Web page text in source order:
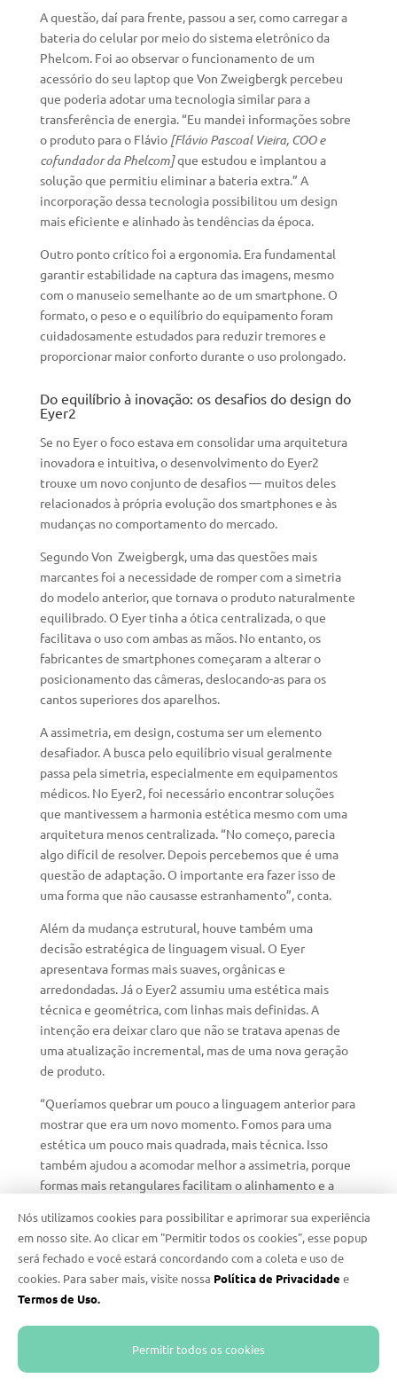
A questão, daí para frente, passou a ser, como carregar a
bateria do celular por meio do sistema eletrônico da
Phelcom. Foi ao observar o funcionamento de um
acessório do seu laptop que Von Zweigbergk percebeu
que poderia adotar uma tecnologia similar para a
transferência de energia. “Eu mandei informações sobre
o produto para o Flávio [Flávio Pascoal Vieira, COO e
cofundador da Phelcom]que estudou e implantou a
solução que permitiu eliminar a bateria extra.” A
incorporação dessa tecnologia possibilitou um design
mais eficiente e alinhado às tendências da época.
Outro ponto crítico foi a ergonomia. Era fundamental
garantir estabilidade na captura das imagens, mesmo
com o manuseio semelhante ao de um smartphone. O
formato, o peso e o equilíbrio do equipamento foram
cuidadosamente estudados para reduzir tremores e
proporcionar maior conforto durante o uso prolongado.
Do equilíbrio à inovação: os desafios do design do
Eyer2
Se no Eyer o foco estava em consolidar uma arquitetura
inovadora e intuitiva, o desenvolvimento do Eyer2
trouxe um novo conjunto de desafios — muitos deles
relacionados à própria evolução dos smartphones e às
mudanças no comportamento do mercado.
Segundo Von Zweigbergk, uma das questões mais
marcantes foi a necessidade de romper com a simetria
do modelo anterior, que tornava o produto naturalmente
equilibrado. O Eyer tinha a ótica centralizada, o que
facilitava o uso com ambas as mãos. No entanto, os
fabricantes de smartphones começaram a alterar o
posicionamento das câmeras, deslocando-as para os
cantos superiores dos aparelhos.
A assimetria, em design, costuma ser um elemento
desafiador. A busca pelo equilíbrio visual geralmente
passa pela simetria, especialmente em equipamentos
médicos. No Eyer2, foi necessário encontrar soluções
que mantivessem a harmonia estética mesmo com uma
arquitetura menos centralizada. “No começo, parecia
algo difícil de resolver. Depois percebemos que é uma
questão de adaptação. O importante era fazer isso de
uma forma que não causasse estranhamento”, conta.
Além da mudança estrutural, houve também uma
decisão estratégica de linguagem visual. O Eyer
apresentava formas mais suaves, orgânicas e
arredondadas. Já o Eyer2 assumiu uma estética mais
técnica e geométrica, com linhas mais definidas. A
intenção era deixar claro que não se tratava apenas de
uma atualização incremental, mas de uma nova geração
de produto.
“Queríamos quebrar um pouco a linguagem anterior para
mostrar que era um novo momento. Fomos para uma
estética um pouco mais quadrada, mais técnica. Isso
também ajudou a acomodar melhor a assimetria, porque
formas mais retangulares facilitam o alinhamento e a
Outro ponto de evolução esteve na experiência de uso.
Embora Von Zweigbergk não tenha atuado diretamente
no design da interface, ele participou das discussões
conceituais sobre a jornada do usuário. Uma das
“Desde o começo, eu questionava: qual é a primeira coisa
Nós utilizamos cookies para possibilitar e aprimorar sua experiência
em nosso site. Ao clicar em "Permitir todos os cookies", esse popup
será fechado e você estará concordando com a coleta e uso de
cookies. Para saber mais, visite nossa Política de Privacidade e
Termos de Uso.
Permitir todos os cookies